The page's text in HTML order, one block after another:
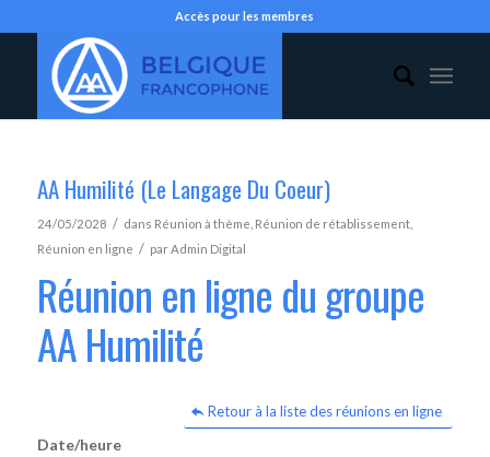
Accès pour les membres
AA Humilité (Le Langage Du Coeur)
24/05/2028 / dans Réunion à thème Réunion de rétablissement,
Réunion en ligne / parAdmin Digital
Réunion en ligne du groupe
AA Humilité
Retour à la liste des réunions en ligne
Date/heure